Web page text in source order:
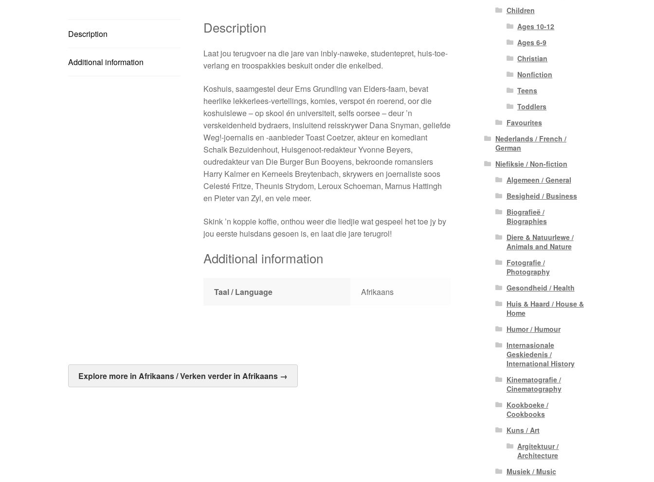
Description
Additional information
Description
Laat jou terugvoer na die jare van inbly-naweke, studentepret, huis-toe-
verlang en troospakkies beskuit onder die enkelbed.
Koshuis, saamgestel deur Erns Grundling van Elders-faam, bevat
heerlike lekkerlees-vertellings, komies, verspot én roerend, oor die
koshuislewe – op skool én universiteit, selfs oorsee – deur ’n
verskeidenheid bydraers, insluitend reisskrywer Dana Snyman, geliefde
Weg!-joernalis en -aanbieder Toast Coetzer, akteur en komediant
Schalk Bezuidenhout, Huisgenoot-redakteur Yvonne Beyers,
oudredakteur van Die Burger Bun Booyens, bekroonde romansiers
Harry Kalmer en Kerneels Breytenbach, skrywers en joernaliste soos
Celesté Fritze, Theunis Strydom, Leroux Schoeman, Marnus Hattingh
en Pieter van Zyl, en vele meer.
Skink ’n koppie koffie, onthou weer die liedjie wat gespeel het toe jy by
jou eerste huisdans gesoen is, en laat die jare terugrol!
Additional information
Taal / Language Afrikaans
Explore more in Afrikaans / Verken verder in Afrikaans →
Children
Ages 10-12
Ages 6-9
Christian
Nonfiction
Teens
Toddlers
Favourites
Nederlands / French /
German
Niefiksie / Non-fiction
Algemeen / General
Besigheid / Business
Biografieë /
Biographies
Diere & Natuurlewe /
Animals and Nature
Fotografie /
Photography
Gesondheid / Health
Huis & Haard / House &
Home
Humor / Humour
Internasionale
Geskiedenis /
International History
Kinematografie /
Cinematography
Kookboeke /
Cookbooks
Kuns / Art
Argitektuur /
Architecture
Musiek / Music